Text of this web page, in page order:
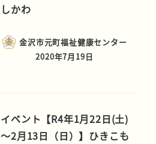
しかわ
金沢市元町福祉健康センター
2020年7月19日
イベント【R4年1月22日(土)
～2月13日（日）】ひきこも